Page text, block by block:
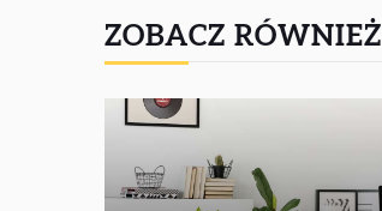
ZOBACZ RÓWNIEŻ